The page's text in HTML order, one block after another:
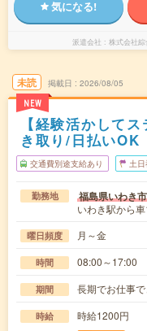
気になる!
派遣会社 株式会社
未読
NEW
掲載日 2026/08/05
【経験活かして
き取り/日払いOK
交通費別途支給あり 土日
勤務地 福島県いわき市
いわき駅から
曜日頻度 月～金
時間 08:00～17:00
期間 長期でお仕事
時給 時給1200円